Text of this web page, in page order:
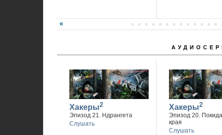
Хакеры2
Эпизод 21. Ндрангета
Слушать
Хакеры2
Эпизод 20.
края
Слушать